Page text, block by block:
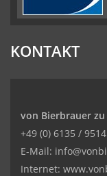
KONTAKT
von Bierbrauer
+49 (0) 6135 /
E-Mail:
Internet: